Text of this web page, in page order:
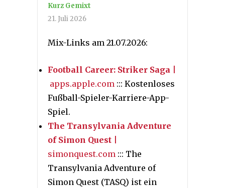
Kurz Gemixt
21. Juli 2026
Mix-Links am 21.07.2026:
Football Career: Striker Saga
apps.apple.com ::: Kostenloses
Fußball-Spieler-Karriere-App-
Spiel.
The Transylvania Adventure
of Simon Quest
simonquest.com ::: The
Transylvania Adventure of
Simon Quest (TASQ) ist ein